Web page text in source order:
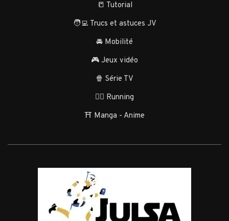
📒 Tutorial
🧑‍💻 Trucs et astuces JV
🚘 Mobilité
🎮 Jeux vidéo
🍿 Série TV
🏃‍♂️ Running
⛩️ Manga - Anime